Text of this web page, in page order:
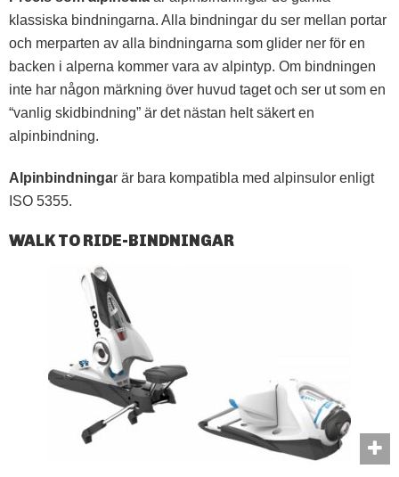
klassiska bindningarna. Alla bindningar du ser mellan portar
och merparten av alla bindningarna som glider ner för en
backen i alperna kommer vara av alpintyp. Om bindningen
inte har någon märkning över huvud taget och ser ut som en
“vanlig skidbindning” är det nästan helt säkert en
alpinbindning.
Alpinbindningar är bara kompatibla med alpinsulor enligt
ISO 5355.
WALK TO RIDE-BINDNINGAR